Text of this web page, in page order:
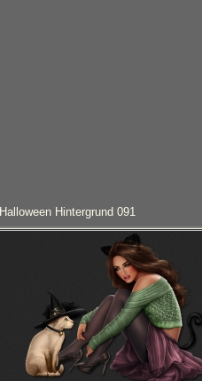
Halloween Hintergrund 091